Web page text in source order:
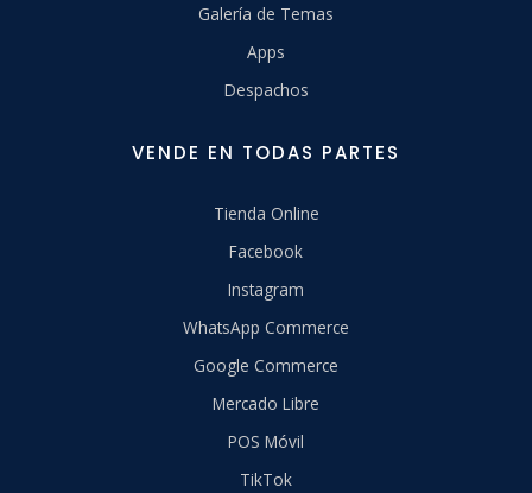
Galería de Temas
Apps
Despachos
VENDE EN TODAS PARTES
Tienda Online
Facebook
Instagram
WhatsApp Commerce
Google Commerce
Mercado Libre
POS Móvil
TikTok